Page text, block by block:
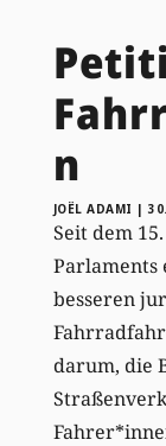
n
JOËL ADAMI |
Seit dem
Parlaments
besseren
darum, die